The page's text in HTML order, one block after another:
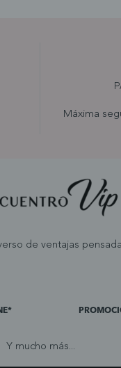
Máxima
de ventajas
Y mucho más...